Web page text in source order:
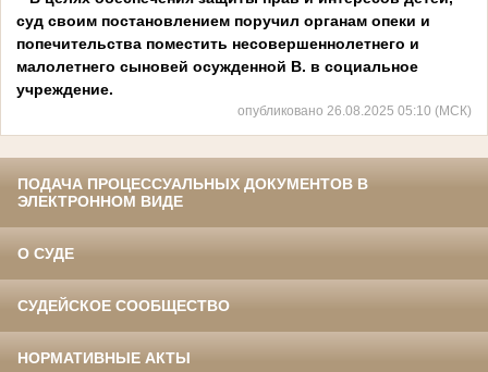
суд своим постановлением поручил органам опеки и
попечительства поместить несовершеннолетнего и
малолетнего сыновей осужденной В. в социальное
учреждение.
опубликовано 26.08.2025 05:10 (МСК)
ПОДАЧА ПРОЦЕССУАЛЬНЫХ ДОКУМЕНТОВ В
ЭЛЕКТРОННОМ ВИДЕ
О СУДЕ
СУДЕЙСКОЕ СООБЩЕСТВО
НОРМАТИВНЫЕ АКТЫ